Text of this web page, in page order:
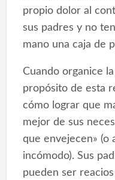
propio dolor al
sus padres y no
mano una caja de
Cuando organice
propósito de esta
cómo lograr que
mejor de sus
que envejecen» (o
incómodo). Sus
pueden ser